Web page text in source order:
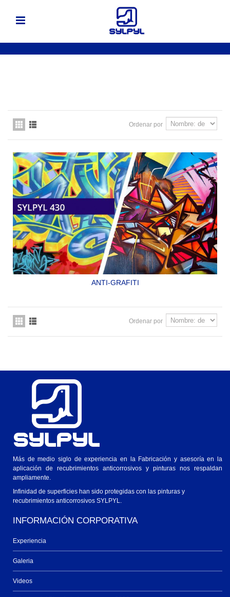
Ordenar por
ANTI-GRAFITI
SYLPYL 430
Ordenar por
Más de medio siglo de experiencia en la Fabricación y asesoría en la
aplicación de recubrimientos anticorrosivos y pinturas nos respaldan
ampliamente.
Infinidad de superficies han sido protegidas con las pinturas y
recubrimientos anticorrosivos SYLPYL.
INFORMACIÓN CORPORATIVA
Experiencia
Galeria
Videos